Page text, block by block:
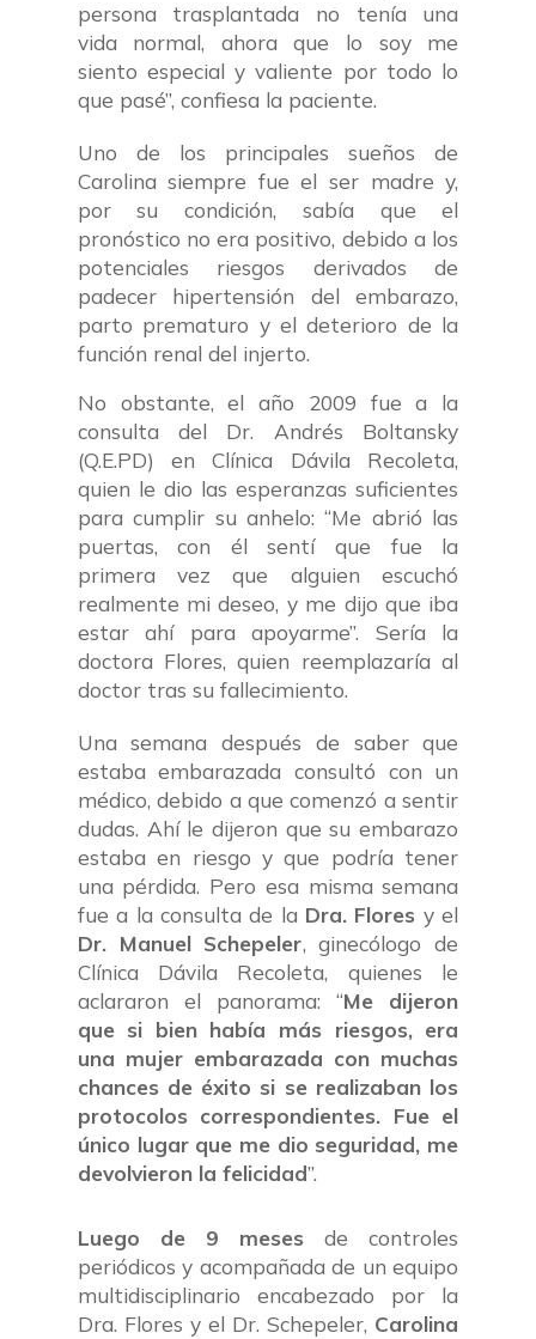
persona trasplantada no tenía una
vida normal, ahora que lo soy me
siento especial y valiente por todo lo
que pasé”, confiesa la paciente.
Uno de los principales sueños de
Carolina siempre fue el ser madre y,
por su condición, sabía que el
pronóstico no era positivo, debido a los
potenciales riesgos derivados de
padecer hipertensión del embarazo,
parto prematuro y el deterioro de la
función renal del injerto.
No obstante, el año 2009 fue a la
consulta del Dr. Andrés Boltansky
(Q.E.PD) en Clínica Dávila Recoleta,
quien le dio las esperanzas suficientes
para cumplir su anhelo: “Me abrió las
puertas, con él sentí que fue la
primera vez que alguien escuchó
realmente mi deseo, y me dijo que iba
estar ahí para apoyarme”. Sería la
doctora Flores, quien reemplazaría al
doctor tras su fallecimiento.
Una semana después de saber que
estaba embarazada consultó con un
médico, debido a que comenzó a sentir
dudas. Ahí le dijeron que su embarazo
estaba en riesgo y que podría tener
una pérdida. Pero esa misma semana
fue a la consulta de la Dra. Flores y el
Dr. Manuel Schepeler, ginecólogo de
Clínica Dávila Recoleta, quienes le
aclararon el panorama: “Me dijeron
que si bien había más riesgos, era
una mujer embarazada con muchas
chances de éxito si se realizaban los
protocolos correspondientes. Fue el
único lugar que me dio seguridad, me
devolvieron la felicidad”.
Luego de 9 meses de controles
periódicos y acompañada de un equipo
multidisciplinario encabezado por la
Dra. Flores y el Dr. Schepeler, Carolina